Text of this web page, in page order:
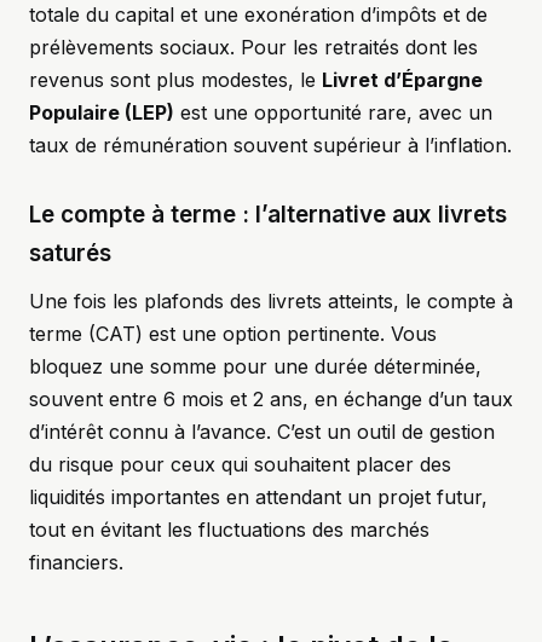
totale du capital et une exonération d’impôts et de
prélèvements sociaux. Pour les retraités dont les
revenus sont plus modestes, le Livret d’Épargne
Populaire (LEP) est une opportunité rare, avec un
taux de rémunération souvent supérieur à l’inflation.
Le compte à terme : l’alternative aux livrets
saturés
Une fois les plafonds des livrets atteints, le compte à
terme (CAT) est une option pertinente. Vous
bloquez une somme pour une durée déterminée,
souvent entre 6 mois et 2 ans, en échange d’un taux
d’intérêt connu à l’avance. C’est un outil de gestion
du risque pour ceux qui souhaitent placer des
liquidités importantes en attendant un projet futur,
tout en évitant les fluctuations des marchés
financiers.